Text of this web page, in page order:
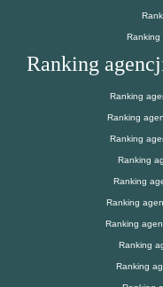
Ranking
Ranking
Ranking
Ranking
Ranking
Ranking
Ranking
Ranking
Ranking
Ranking
Ranking